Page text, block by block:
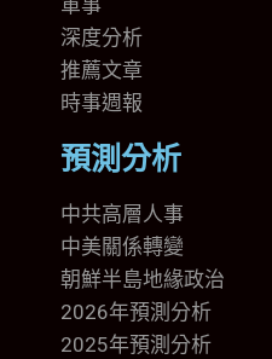
軍事
深度分析
推薦文章
時事週報
預測分析
中共高層人事
中美關係轉變
朝鮮半島地緣政治
2026年預測分析
2025年預測分析